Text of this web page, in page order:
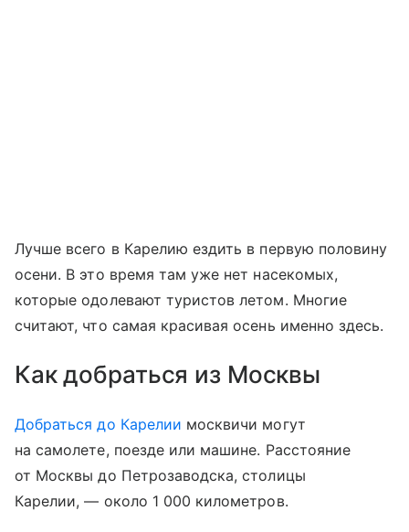
Лучше всего в Карелию ездить в первую половину
осени. В это время там уже нет насекомых,
которые одолевают туристов летом. Многие
считают, что самая красивая осень именно здесь.
Как добраться из Москвы
Добраться до Карелии москвичи могут
на самолете, поезде или машине. Расстояние
от Москвы до Петрозаводска, столицы
Карелии, — около 1 000 километров.